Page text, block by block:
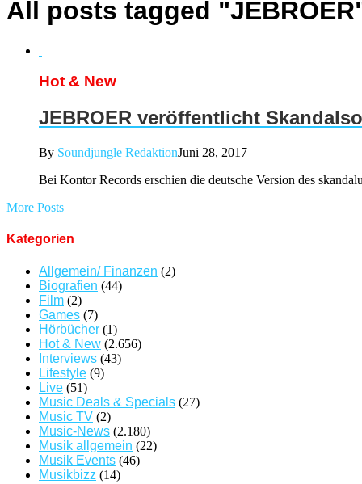
All posts tagged
Hot & New
JEBROER veröffentlicht
By Soundjungle RedaktionJuni 28, 2017
Bei Kontor Records erschien die deutsche Version des
More Posts
Kategorien
Allgemein/ Finanzen (2)
Biografien (44)
Film (2)
Games (7)
Hörbücher (1)
Hot & New (2.656)
Interviews (43)
Lifestyle (9)
Live (51)
Music Deals & Specials (27)
Music TV (2)
Music-News (2.180)
Musik allgemein (22)
Musik Events (46)
Musikbizz (14)